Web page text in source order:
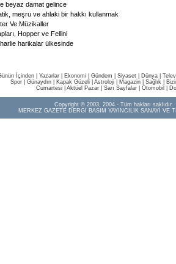
beyaz damat gelince
meşru ve ahlaki bir hakkı kullanmak
Ve Müzikaller
Hopper ve Fellini
harikalar ülkesinde
İçinden Yazarlar Ekonomi Gündem Siyaset Dünya |
Spor
Günaydın Kapak Güzeli Astroloji Magazin Sağlık
Cumartesi| Aktüel Pazar| Sarı Sayfalar| Otomobil
Copyright © 2003, 2004 - Tüm hakları saklıdır.
MERKEZ GAZETE DERGİ BASIM YAYINCILIK SANAYİ VE